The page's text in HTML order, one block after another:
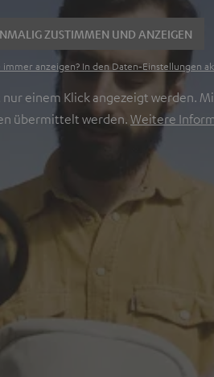
ZUSTIMMEN UND ANZEIGEN
immer anzeigen? In den Daten‑Einstellungen
einem Klick angezeigt werden.
übermittelt werden. Weitere